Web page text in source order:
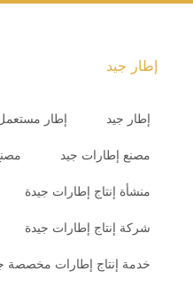
إطار جيد
إطار جيد إطار
مصنع إطارات جيد
منشأة إنتاج إطارات جيدة
شركة إنتاج إطارات جيدة
خدمة إنتاج إطارات مخصصة